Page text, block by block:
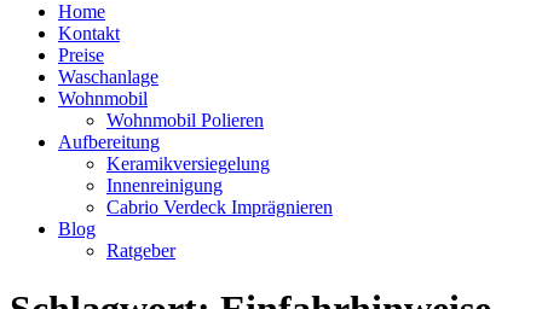
Home
Kontakt
Preise
Waschanlage
Wohnmobil
Wohnmobil Polieren
Aufbereitung
Keramikversiegelung
Innenreinigung
Cabrio Verdeck Imprägnieren
Blog
Ratgeber